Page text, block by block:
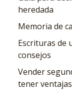
heredada
Memoria de
Escrituras de
consejos
Vender
tener